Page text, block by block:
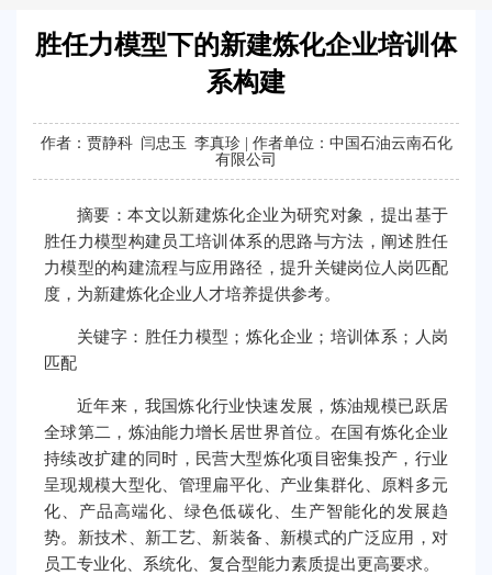
胜任力模型下的新建炼化企业培训体
系构建
作者：贾静科 闫忠玉 李真珍 | 作者单位：中国石油云南石化
有限公司
摘要：本文以新建炼化企业为研究对象，提出基于
胜任力模型构建员工培训体系的思路与方法，阐述胜任
力模型的构建流程与应用路径，提升关键岗位人岗匹配
度，为新建炼化企业人才培养提供参考。
关键字：胜任力模型；炼化企业；培训体系；人岗
匹配
近年来，我国炼化行业快速发展，炼油规模已跃居
全球第二，炼油能力增长居世界首位。在国有炼化企业
持续改扩建的同时，民营大型炼化项目密集投产，行业
呈现规模大型化、管理扁平化、产业集群化、原料多元
化、产品高端化、绿色低碳化、生产智能化的发展趋
势。新技术、新工艺、新装备、新模式的广泛应用，对
员工专业化、系统化、复合型能力素质提出更高要求。